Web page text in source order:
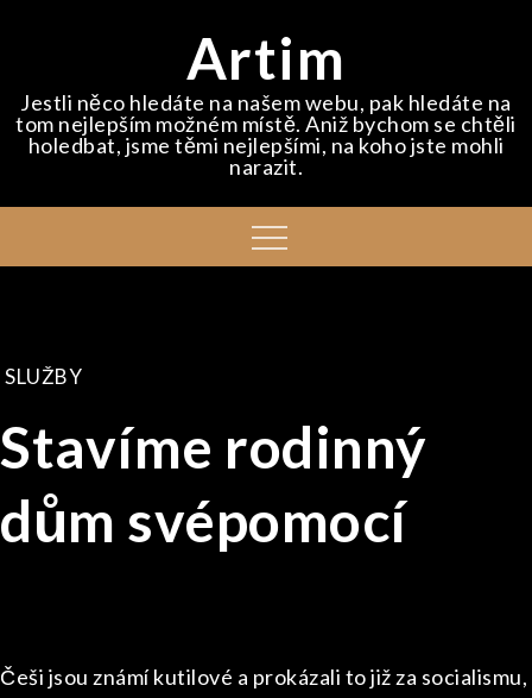
Artim
Jestli něco hledáte na našem webu, pak hledáte na
tom nejlepším možném místě. Aniž bychom se chtěli
holedbat, jsme těmi nejlepšími, na koho jste mohli
narazit.
Menu
SLUŽBY
Stavíme rodinný
dům svépomocí
Češi jsou známí kutilové a prokázali to již za socialismu,